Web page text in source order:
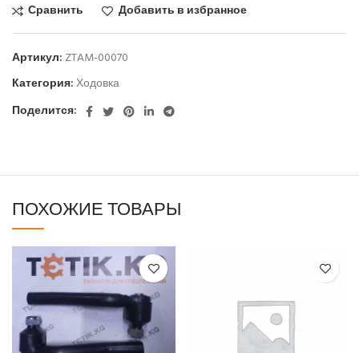
Сравнить Добавить в избранное
Артикул: ZTAM-00070
Категория:Ходовка
Поделится:
ПОХОЖИЕ ТОВАРЫ